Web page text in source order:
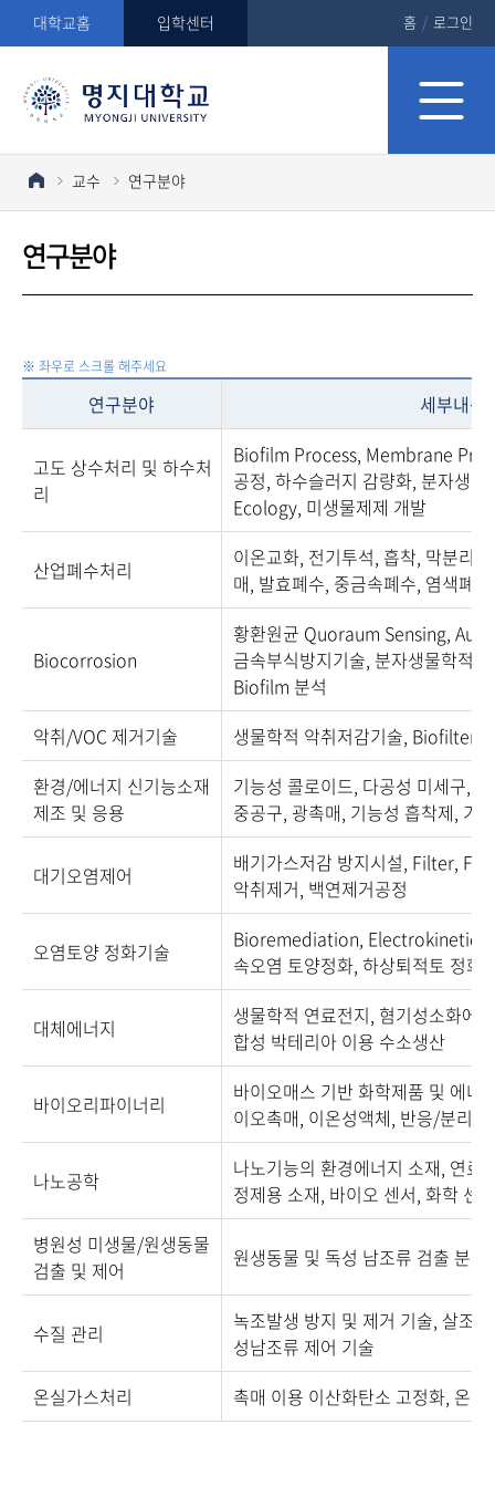
대학교홈 입학센터 홈 / 로그인
교수 연구분야
연구분야
연구분야 세부내용
고도 상수처리 및 하수처
리
Biofilm Process, Membrane
공정, 하수슬러지 감량화, 분자생물
Ecology, 미생물제제 개발
산업폐수처리
이온교화, 전기투석, 흡착, 막분리
매, 발효폐수, 중금속폐수, 염색폐
Biocorrosion
황환원균 Quoraum Sensing,
금속부식방지기술, 분자생물학적
Biofilm 분석
악취/VOC 제거기술
생물학적 악취저감기술, Biofilter
환경/에너지 신기능소재
제조 및 응용
기능성 콜로이드, 다공성 미세구,
중공구, 광촉매, 기능성 흡착제, 기
대기오염제어
배기가스저감 방지시설, Filter,
악취제거, 백연제거공정
오염토양 정화기술
Bioremediation, Electrokinetic
속오염 토양정화, 하상퇴적토 정화
대체에너지
생물학적 연료전지, 혐기성소화에
합성 박테리아 이용 수소생산
바이오리파이너리
바이오매스 기반 화학제품 및 에너
이오촉매, 이온성액체, 반응/분리
나노공학
나노기능의 환경에너지 소재, 연료
정제용 소재, 바이오 센서, 화학 센서
병원성 미생물/원생동물
검출 및 제어
원생동물 및 독성 남조류 검출 분석
수질 관리
녹조발생 방지 및 제거 기술, 살조
성남조류 제어 기술
온실가스처리
촉매 이용 이산화탄소 고정화, 온